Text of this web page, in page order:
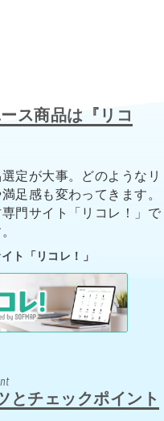
ス商品は『リコ
定が大事。どのようなリ
足感も変わってきます。
門サイト「リコレ！」で
ト「リコレ！」
とチェックポイント